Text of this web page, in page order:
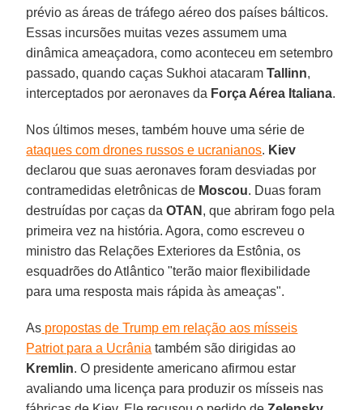
prévio as áreas de tráfego aéreo dos países bálticos.
Essas incursões muitas vezes assumem uma
dinâmica ameaçadora, como aconteceu em setembro
passado, quando caças Sukhoi atacaramTallinn,
interceptados por aeronaves da Força Aérea Italiana.
Nos últimos meses, também houve uma série de
ataques com drones russos e ucranianos. Kiev
declarou que suas aeronaves foram desviadas por
contramedidas eletrônicas de Moscou. Duas foram
destruídas por caças daOTAN , que abriram fogo pela
primeira vez na história. Agora, como escreveu o
ministro das Relações Exteriores da Estônia, os
esquadrões do Atlântico "terão maior flexibilidade
para uma resposta mais rápida às ameaças".
As propostas de Trump em relação aos mísseis
Patriot para a Ucrânia também são dirigidas ao
Kremlin. O presidente americano afirmou estar
avaliando uma licença para produzir os mísseis nas